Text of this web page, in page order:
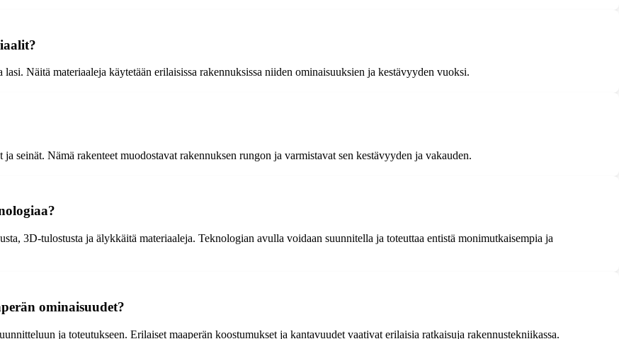
Näitä materiaaleja käytetään erilaisissa rakennuksissa niiden ominaisuuksien ja kestävyyden vuoksi.
seinät. Nämä rakenteet muodostavat rakennuksen rungon ja varmistavat sen kestävyyden ja vakauden.
3D-tulostusta ja älykkäitä materiaaleja. Teknologian avulla voidaan suunnitella ja toteuttaa entistä monimutkaisempia ja
ominaisuudet?
ja toteutukseen. Erilaiset maaperän koostumukset ja kantavuudet vaativat erilaisia ratkaisuja rakennustekniikassa.